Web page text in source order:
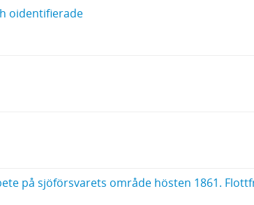
oidentifierade